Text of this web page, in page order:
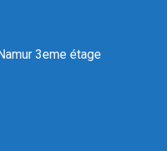
3eme étage